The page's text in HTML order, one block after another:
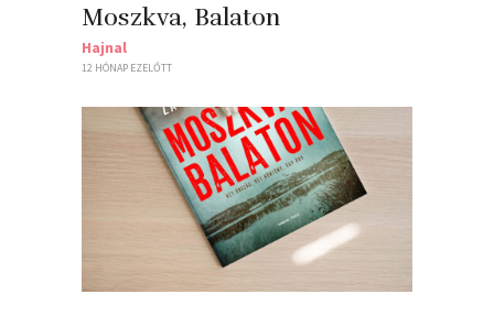
Moszkva, Balaton
Hajnal
12 HÓNAP EZELŐTT